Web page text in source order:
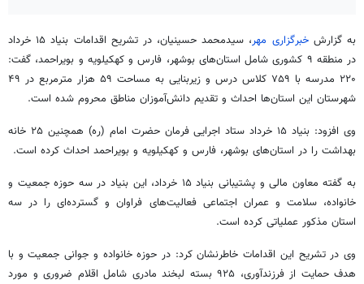
به گزارشخبرگزاری مهر
، سیدمحمد حسینیان، در تشریح اقدامات بنیاد ۱۵ خرداد
در منطقه ۹ کشوری شامل استان‌های بوشهر، فارس و کهکیلویه و بویراحمد، گفت:
۲۲۰ مدرسه با ۷۵۹ کلاس درس و زیربنایی به مساحت ۵۹ هزار مترمربع در ۴۹
شهرستان این استان‌ها احداث و تقدیم دانش‌آموزان مناطق محروم شده است.
وی افزود: بنیاد ۱۵ خرداد ستاد اجرایی فرمان حضرت امام (ره) همچنین ۲۵ خانه
بهداشت را در استان‌های بوشهر، فارس و کهکیلویه و بویراحمد احداث کرده است.
به گفته معاون مالی و پشتیبانی بنیاد ۱۵ خرداد، این بنیاد در سه حوزه جمعیت و
خانواده، سلامت و عمران اجتماعی فعالیت‌های فراوان و گسترده‌ای را در سه
استان مذکور عملیاتی کرده است.
وی در تشریح این اقدامات خاطرنشان کرد: در حوزه خانواده و جوانی جمعیت و با
هدف حمایت ازفرزندآوری
، ۹۲۵ بسته لبخند مادری شامل اقلام ضروری و مورد